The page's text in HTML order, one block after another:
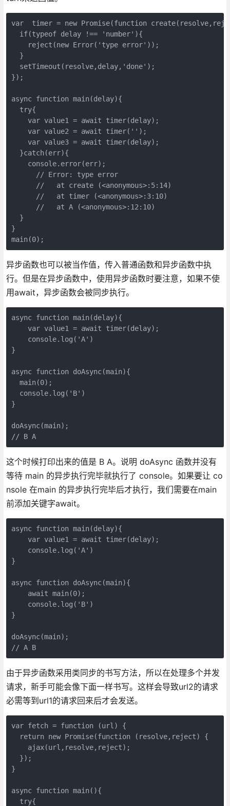
var  timer = new Promise(function
  if(typeof delay !== 'number'){
    reject(new Error('type error'));
  }
  setTimeout(resolve,delay,'done');
});
async function main(delay){
  try{
    var value1 = await timer(delay);
    var value2 = await timer('');
    var value3 = await timer(delay);
  }catch(err){
    console.error(err);
      // Error: type error
      //   at create (<anonymous>:5:14)
      //   at timer (<anonymous>:3:10)
      //   at A (<anonymous>:12:10)
  }
}
main(0);
异步函数也可以被当作值，传入普通函数和异步函数中执
行。但是在异步函数中，使用异步函数时要注意，如果不使
用await，异步函数会被同步执行。
async function main(delay){
    var value1 = await timer(delay);
    console.log('A')
}
async function doAsync(main){
  main(0);
  console.log('B')
}
doAsync(main);
// B A
这个时候打印出来的值是 B A。说明 doAsync 函数并没有
等待 main 的异步执行完毕就执行了 console。如果要让 co
nsole 在main 的异步执行完毕后才执行，我们需要在main
前添加关键字await。
async function main(delay){
    var value1 = await timer(delay);
    console.log('A')
}
async function doAsync(main){
    await main(0);
    console.log('B')
}
doAsync(main);
// A B
由于异步函数采用类同步的书写方法，所以在处理多个并发
请求，新手可能会像下面一样书写。这样会导致url2的请求
必需等到url1的请求回来后才会发送。
var fetch = function (url) {
  return new Promise(function (resolve,reject) {
    ajax(url,resolve,reject);
  });
}
async function main(){
  try{